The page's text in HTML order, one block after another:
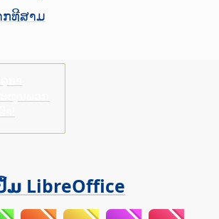
ກທີສາມ
ມ LibreOffice